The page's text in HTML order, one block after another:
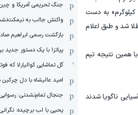
شد؛ یاسین ولی زاده «وزن 54- کیلوگرم» نیز یک نقره کسب کرد و یک نشان برنز نیز توسط امیررضا صادقیان «وزن 80- کیلوگرم» به دست
شد و طبق اعلام
کردند که با همین نتیجه تیم
ناگویا شدند
جنگ تحریمی آمریکا و
واکنش جالب به
بازگشت رسمی ابراهیم
پیاتزا با یک دستور جدید
گل تماشایی کوالیارلا که
امید عالیشاه با دل
جنجال تمام‌نشدنی:‌ رسوایی
یحیی با لب برچیده: